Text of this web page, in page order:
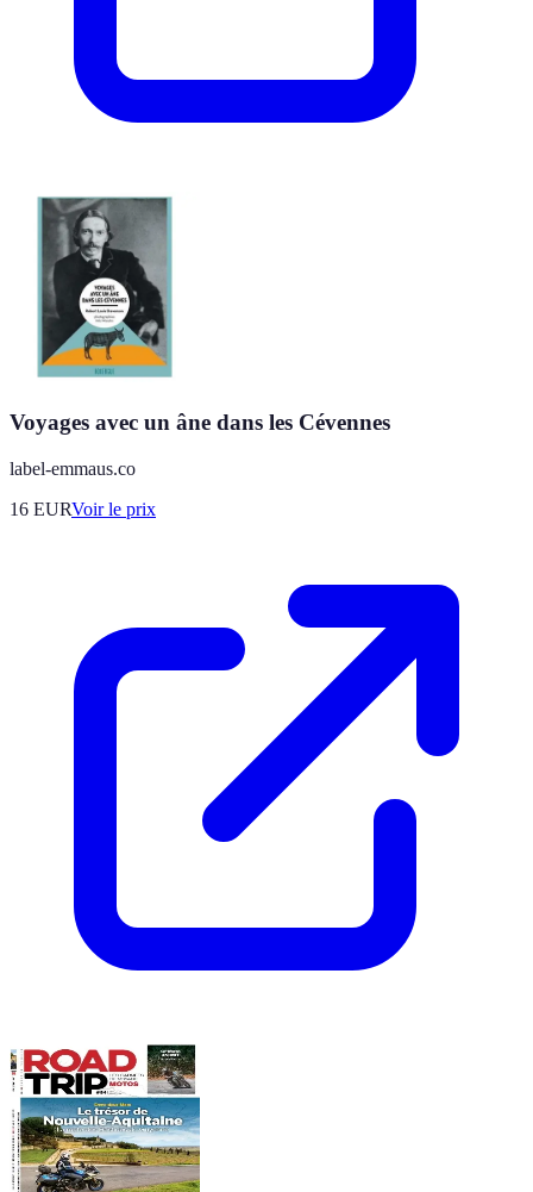
Voyages avec un âne dans les Cévennes
label-emmaus.co
16 EURVoir le prix